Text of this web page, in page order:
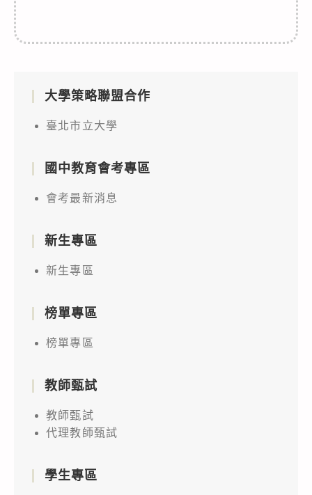
大學策略聯盟合作
臺北市立大學
國中教育會考專區
會考最新消息
新生專區
新生專區
榜單專區
榜單專區
教師甄試
教師甄試
代理教師甄試
學生專區